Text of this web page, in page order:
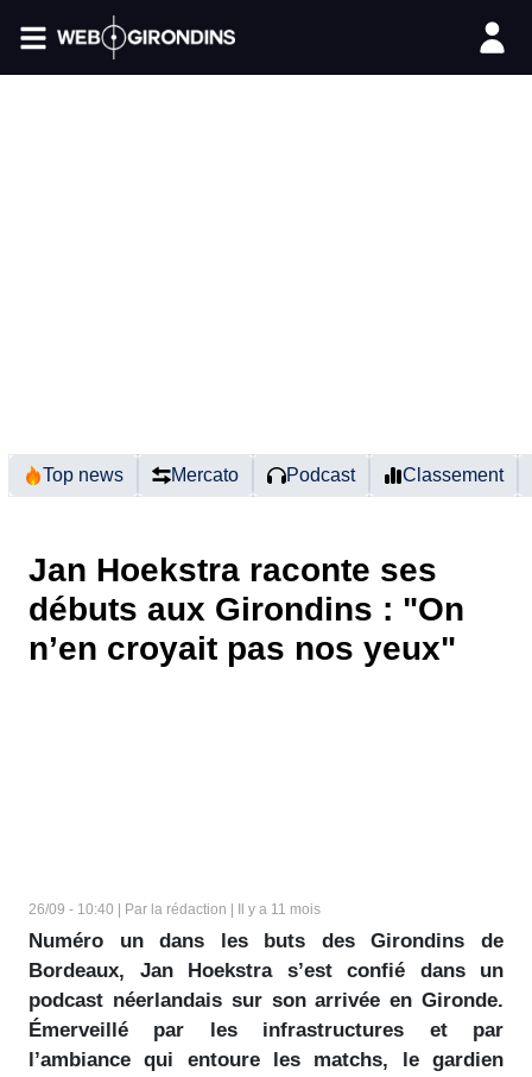
Top news Mercato Podcast Classement
Jan Hoekstra raconte ses
débuts aux Girondins : "On
n’en croyait pas nos yeux"
26/09 - 10:40 | Par la rédaction | Il y a 11 mois
Numéro un dans les buts des Girondins de
Bordeaux, Jan Hoekstra s’est confié dans un
podcast néerlandais sur son arrivée en Gironde.
Émerveillé par les infrastructures et par
l’ambiance qui entoure les matchs, le gardien